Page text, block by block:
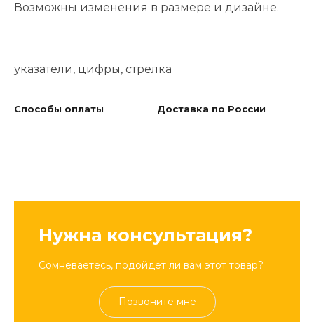
Возможны изменения в размере и дизайне.
указатели, цифры, стрелка
Способы оплаты Доставка по России
Нужна консультация?
Сомневаетесь, подойдет ли вам этот товар?
Позвоните мне